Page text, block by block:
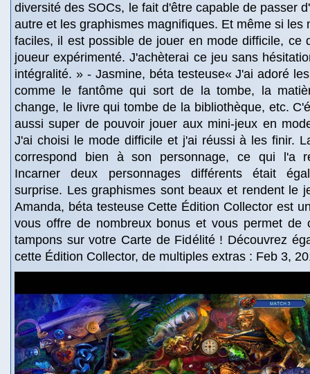
diversité des SOCs, le fait d'être capable de passer
autre et les graphismes magnifiques. Et même si les
faciles, il est possible de jouer en mode difficile, ce
joueur expérimenté. J'achèterai ce jeu sans
intégralité. » - Jasmine, béta testeuse« J'ai adoré
comme le fantôme qui sort de la tombe, la
change, le livre qui tombe de la bibliothèque, etc.
aussi super de pouvoir jouer aux mini-jeux en
J'ai choisi le mode difficile et j'ai réussi à les finir.
correspond bien à son personnage, ce qui l'a
Incarner deux personnages différents était
surprise. Les graphismes sont beaux et rendent le
Amanda, béta testeuse Cette Édition Collector est
vous offre de nombreux bonus et vous permet de
tampons sur votre Carte de Fidélité ! Découvrez
cette Édition Collector, de multiples extras : Feb 3,